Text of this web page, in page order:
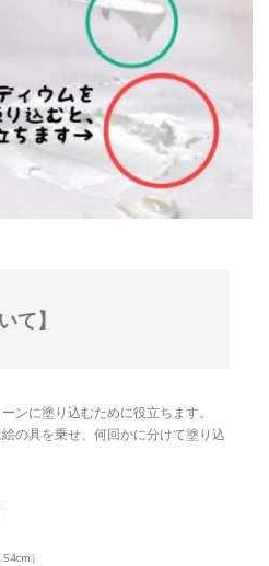
て】
ンに塗り込むために役立ちます。
の具を乗せ、何回かに分けて塗り込
）